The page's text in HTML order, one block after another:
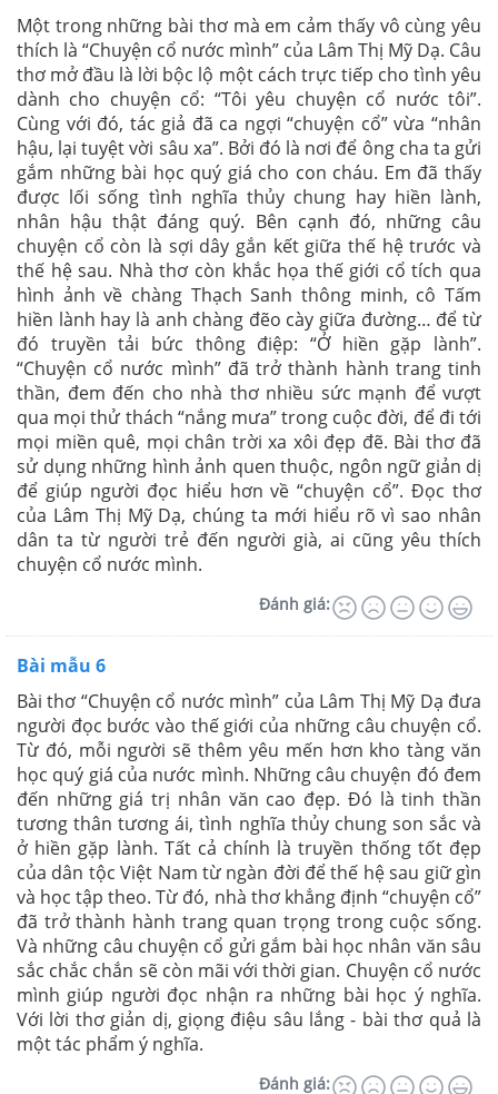
Một trong những bài thơ mà em cảm thấy vô cùng yêu
thích là “Chuyện cổ nước mình” của Lâm Thị Mỹ Dạ. Câu
thơ mở đầu là lời bộc lộ một cách trực tiếp cho tình yêu
dành cho chuyện cổ: “Tôi yêu chuyện cổ nước tôi”.
Cùng với đó, tác giả đã ca ngợi “chuyện cổ” vừa “nhân
hậu, lại tuyệt vời sâu xa”. Bởi đó là nơi để ông cha ta gửi
gắm những bài học quý giá cho con cháu. Em đã thấy
được lối sống tình nghĩa thủy chung hay hiền lành,
nhân hậu thật đáng quý. Bên cạnh đó, những câu
chuyện cổ còn là sợi dây gắn kết giữa thế hệ trước và
thế hệ sau. Nhà thơ còn khắc họa thế giới cổ tích qua
hình ảnh về chàng Thạch Sanh thông minh, cô Tấm
hiền lành hay là anh chàng đẽo cày giữa đường… để từ
đó truyền tải bức thông điệp: “Ở hiền gặp lành”.
“Chuyện cổ nước mình” đã trở thành hành trang tinh
thần, đem đến cho nhà thơ nhiều sức mạnh để vượt
qua mọi thử thách “nắng mưa” trong cuộc đời, để đi tới
mọi miền quê, mọi chân trời xa xôi đẹp đẽ. Bài thơ đã
sử dụng những hình ảnh quen thuộc, ngôn ngữ giản dị
để giúp người đọc hiểu hơn về “chuyện cổ”. Đọc thơ
của Lâm Thị Mỹ Dạ, chúng ta mới hiểu rõ vì sao nhân
dân ta từ người trẻ đến người già, ai cũng yêu thích
chuyện cổ nước mình.
Đánh giá:
Bài mẫu 6
Bài thơ “Chuyện cổ nước mình” của Lâm Thị Mỹ Dạ đưa
người đọc bước vào thế giới của những câu chuyện cổ.
Từ đó, mỗi người sẽ thêm yêu mến hơn kho tàng văn
học quý giá của nước mình. Những câu chuyện đó đem
đến những giá trị nhân văn cao đẹp. Đó là tinh thần
tương thân tương ái, tình nghĩa thủy chung son sắc và
ở hiền gặp lành. Tất cả chính là truyền thống tốt đẹp
của dân tộc Việt Nam từ ngàn đời để thế hệ sau giữ gìn
và học tập theo. Từ đó, nhà thơ khẳng định “chuyện cổ”
đã trở thành hành trang quan trọng trong cuộc sống.
Và những câu chuyện cổ gửi gắm bài học nhân văn sâu
sắc chắc chắn sẽ còn mãi với thời gian. Chuyện cổ nước
mình giúp người đọc nhận ra những bài học ý nghĩa.
Với lời thơ giản dị, giọng điệu sâu lắng - bài thơ quả là
một tác phẩm ý nghĩa.
Đánh giá: